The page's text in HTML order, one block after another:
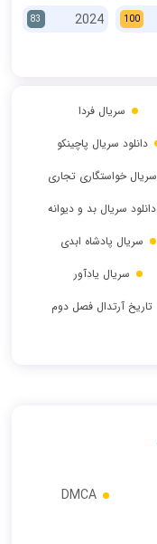
100
2024
83
سریال فردا
دانلود سریال پاچینکو
سریال خواستگاری تجاری
دانلود سریال بد و دیوانه
سریال پادشاه ابدی
سریال یادآور
تاریخ آرتدال فصل دوم
DMCA